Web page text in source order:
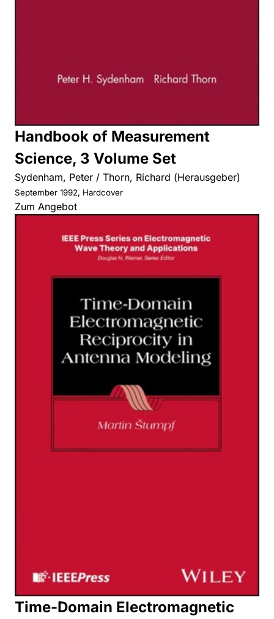
Handbook of Measurement
Science, 3 Volume Set
Sydenham, Peter / Thorn, Richard (Herausgeber)
September 1992, Hardcover
Zum Angebot
Time-Domain Electromagnetic